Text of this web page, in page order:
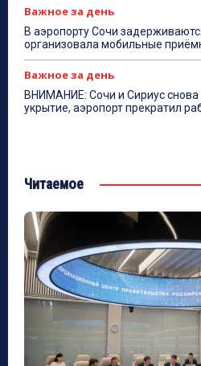
Важное за день
В аэропорту Сочи
организовала мобильные
Важное за день
ВНИМАНИЕ: Сочи и Сириус снова
укрытие, аэропорт прекратил
Читаемое